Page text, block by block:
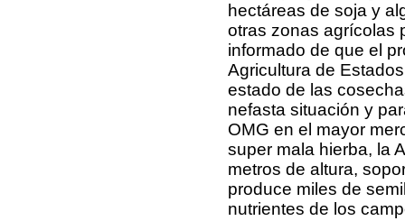
hectáreas de soja y
otras zonas agrícolas
informado de que el
Agricultura de
estado de las
nefasta situación y
OMG en el mayor
super mala hierba, la
metros de altura,
produce miles de
nutrientes de los